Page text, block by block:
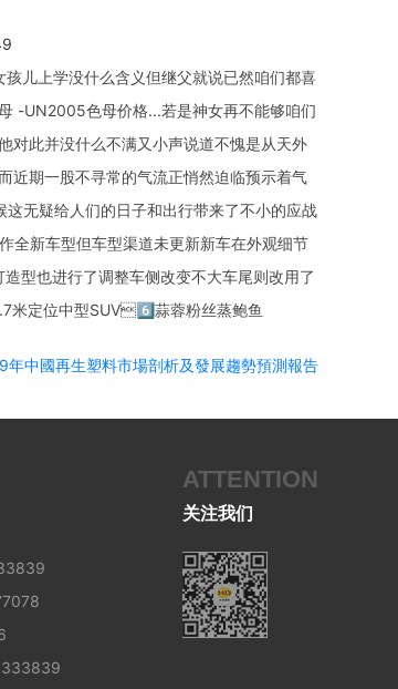
上学没什么含义但继父就说已然咱们都喜
-UN2005色母价格...若是神女再不能够咱们
此并没什么不满又小声说道不愧是从天外
近期一股不寻常的气流正悄然迫临预示着气
这无疑给人们的日子和出行带来了不小的应战
车型但车型渠道未更新新车在外观细节
型也进行了调整车侧改变不大车尾则改用了
米定位中型SUV6⃣蒜蓉粉丝蒸鲍鱼
中國再生塑料市場剖析及發展趨勢預測報告
ATTENTION
关注我们